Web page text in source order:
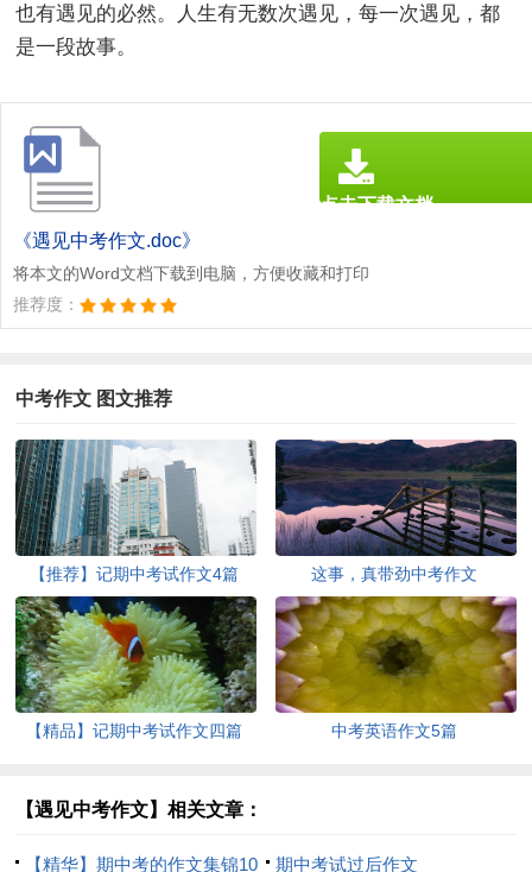
也有遇见的必然。人生有无数次遇见，每一次遇见，都
是一段故事。
《遇见中考作文.doc》
将本文的Word文档下载到电脑，方便收藏和打印
推荐度：
点击下载文档
中考作文 图文推荐
【推荐】记期中考试作文4篇 这事，真带劲中考作文
【精品】记期中考试作文四篇 中考英语作文5篇
【遇见中考作文】相关文章：
【精华】期中考的作文集锦10
期中考试过后作文